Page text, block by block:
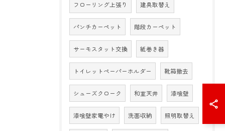
フローリング上張り 建具取替え
パンチカーペット 階段カーペット
サーモスタット交換 紙巻き器
トイレットペーパーホルダー 靴箱撤去
シューズクローク 和室天井 漆喰壁
漆喰壁家電やけ 洗面収納 照明取替え